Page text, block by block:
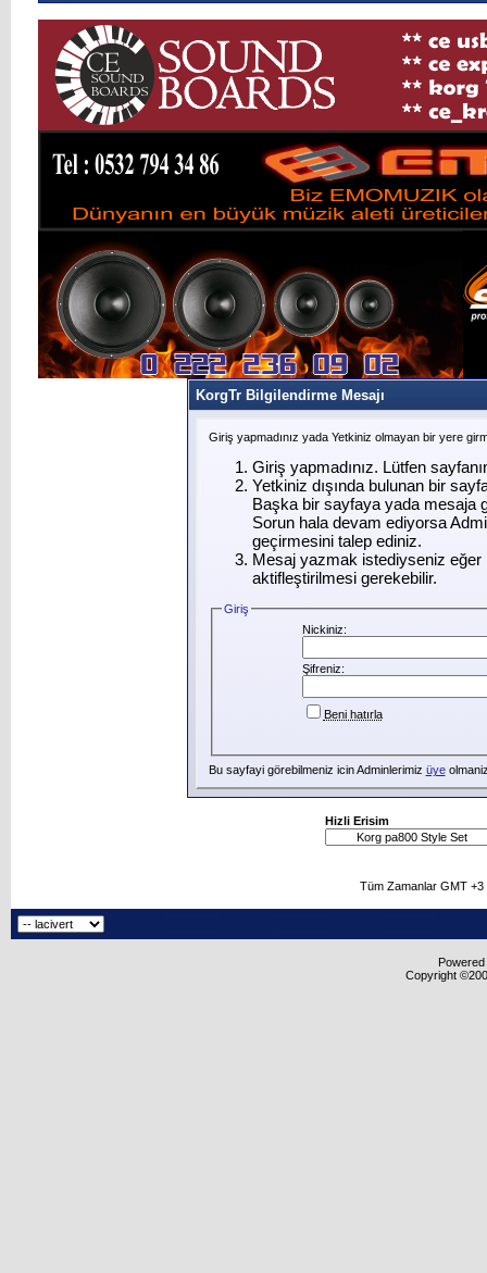
KorgTr Bilgilendirme Mesajı
Giriş yapmadınız yada Yetkiniz olmayan bir yere
Giriş yapmadınız. Lütfen
Yetkiniz dışında bulunan bir
Başka bir sayfaya yada mesaja
Sorun hala devam ediyorsa
geçirmesini talep ediniz.
Mesaj yazmak istediyseniz eğer
aktifleştirilmesi gerekebilir.
Giriş
Nickiniz:
Şifreniz:
Beni hatırla
Bu sayfayi görebilmeniz icin Adminlerimiz üye
Hizli Erisim
Tüm Zamanlar GMT
Copyright